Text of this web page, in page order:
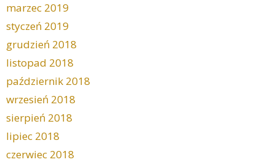
marzec 2019
styczeń 2019
grudzień 2018
listopad 2018
październik 2018
wrzesień 2018
sierpień 2018
lipiec 2018
czerwiec 2018